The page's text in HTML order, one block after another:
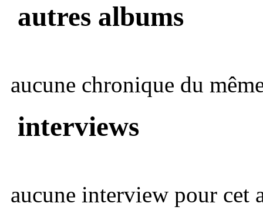
autres albums
aucune chronique du
interviews
aucune interview pour cet